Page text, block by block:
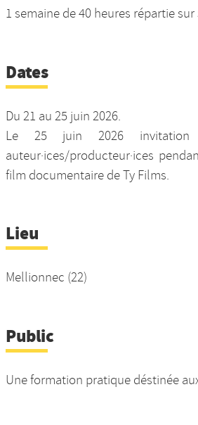
1 semaine de 40 heures répartie sur
Dates
Du 21 au 25 juin 2026.
Le 25 juin 2026
auteur·ices/producteur·ices
film documentaire de Ty Films.
Lieu
Mellionnec (22)
Public
Une formation pratique déstinée